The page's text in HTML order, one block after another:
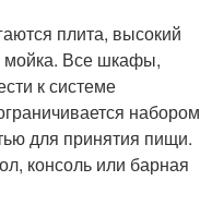
плита, высокий
мойка. Все шкафы,
к системе
набором
для принятия пищи.
консоль или барная